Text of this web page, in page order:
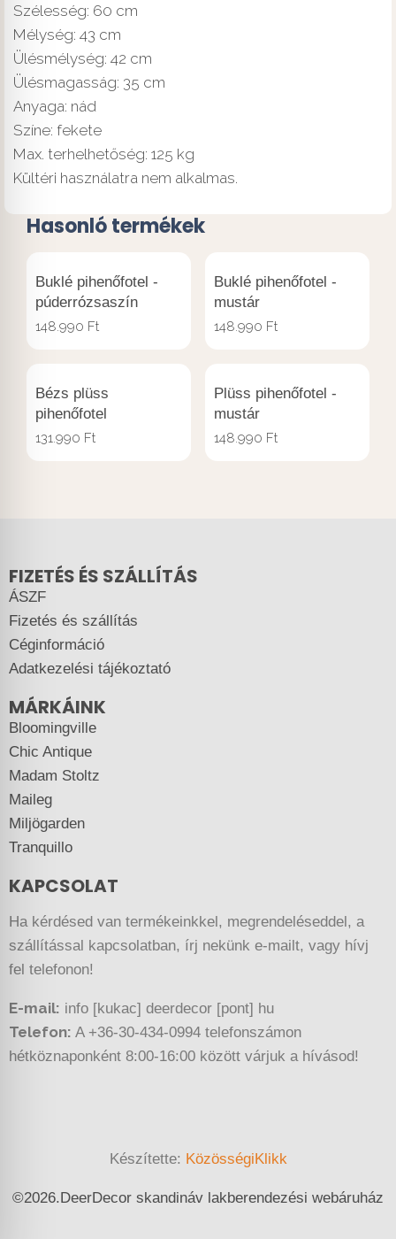
Szélesség: 60 cm
Mélység: 43 cm
Ülésmélység: 42 cm
Ülésmagasság: 35 cm
Anyaga: nád
Színe: fekete
Max. terhelhetőség: 125 kg
Kültéri használatra nem alkalmas.
Hasonló termékek
Buklé pihenőfotel -
púderrózsaszín
148.990 Ft
Buklé pihenőfotel -
mustár
148.990 Ft
Bézs plüss
pihenőfotel
131.990 Ft
Plüss pihenőfotel -
mustár
148.990 Ft
FIZETÉS ÉS SZÁLLÍTÁS
ÁSZF
Fizetés és szállítás
Céginformáció
Adatkezelési tájékoztató
MÁRKÁINK
Bloomingville
Chic Antique
Madam Stoltz
Maileg
Miljögarden
Tranquillo
KAPCSOLAT
Ha kérdésed van termékeinkkel, megrendeléseddel, a
szállítással kapcsolatban, írj nekünk e-mailt, vagy hívj
fel telefonon!
E-mail: info [kukac] deerdecor [pont] hu
Telefon: A +36-30-434-0994 telefonszámon
hétköznaponként 8:00-16:00 között várjuk a hívásod!
Készítette: KözösségiKlikk
©2026.DeerDecor skandináv lakberendezési webáruház